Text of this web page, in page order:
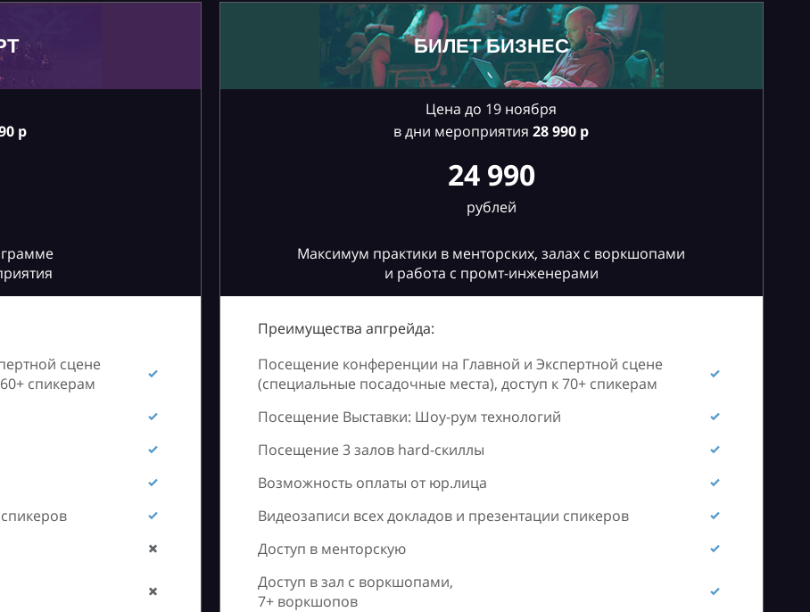
р
сцене
спикерам
БИЛЕТ БИЗНЕС
Цена до 19 ноября
в дни мероприятия 28990 р
24 990
рублей
Максимум практики в менторских, залах с воркшопами
и работа с промт-инженерами
Преимущества апгрейда:
Посещение конференции на Главной и Экспертной сцене
(специальные посадочные места), доступ к 70+ спикерам
Посещение Выставки: Шоу-рум технологий
Посещение 3 залов hard-скиллы
Возможность оплаты от юр.лица
Видеозаписи всех докладов и презентации спикеров
Доступ в менторскую
Доступ в зал с воркшопами,
7+ воркшопов